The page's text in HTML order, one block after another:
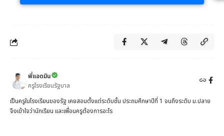
พี่แอดมิน
ครูโรงเรียนรัฐบาล
เป็นครูในโรงเรียนของรัฐ เคยสอนตั้งแต่ระดับชั้น ประถมศึกษาปีที่ 1 จนถึงระดับ ม.ปลาย
จึงเข้าใจว่านักเรียน และเพื่อนครูต้องการอะไร